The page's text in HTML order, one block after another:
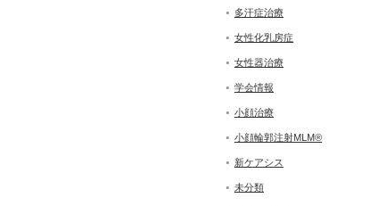
多汗症治療
女性化乳房症
女性器治療
学会情報
小顔治療
小顔輪郭注射MLM®
新ケアシス
未分類